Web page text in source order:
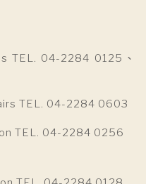
TEL. 04-2284 0125、
TEL. 04-2284 0603
TEL. 04-2284 0256